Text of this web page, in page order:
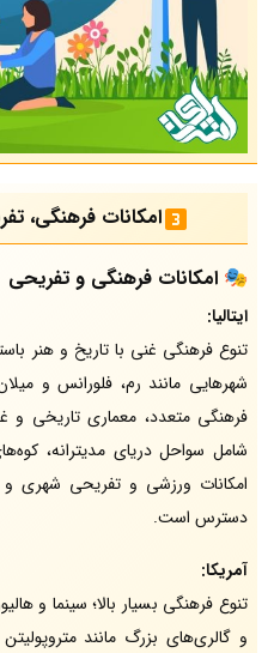
امکانات فرهنگی،
🎭 امکانات فرهنگی و تفریحی
ایتالیا:
تنوع فرهنگی غنی با تاریخ و هنر
شهرهایی مانند رم، فلورانس و
فرهنگی متعدد، معماری تاریخی و
شامل سواحل دریای مدیترانه،
امکانات ورزشی و تفریحی شهری
دسترس است.
آمریکا:
تنوع فرهنگی بسیار بالا؛ سینما و
و گالری‌های بزرگ مانند